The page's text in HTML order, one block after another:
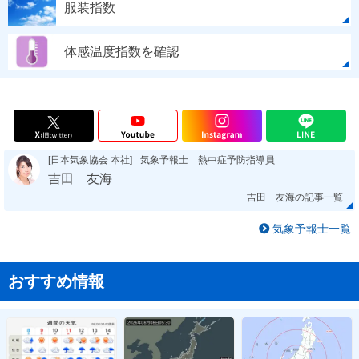
服装指数
体感温度指数を確認
[日本気象協会 本社] 気象予報士 熱中症予防指導員
吉田 友海
吉田 友海の記事一覧
気象予報士一覧
おすすめ情報